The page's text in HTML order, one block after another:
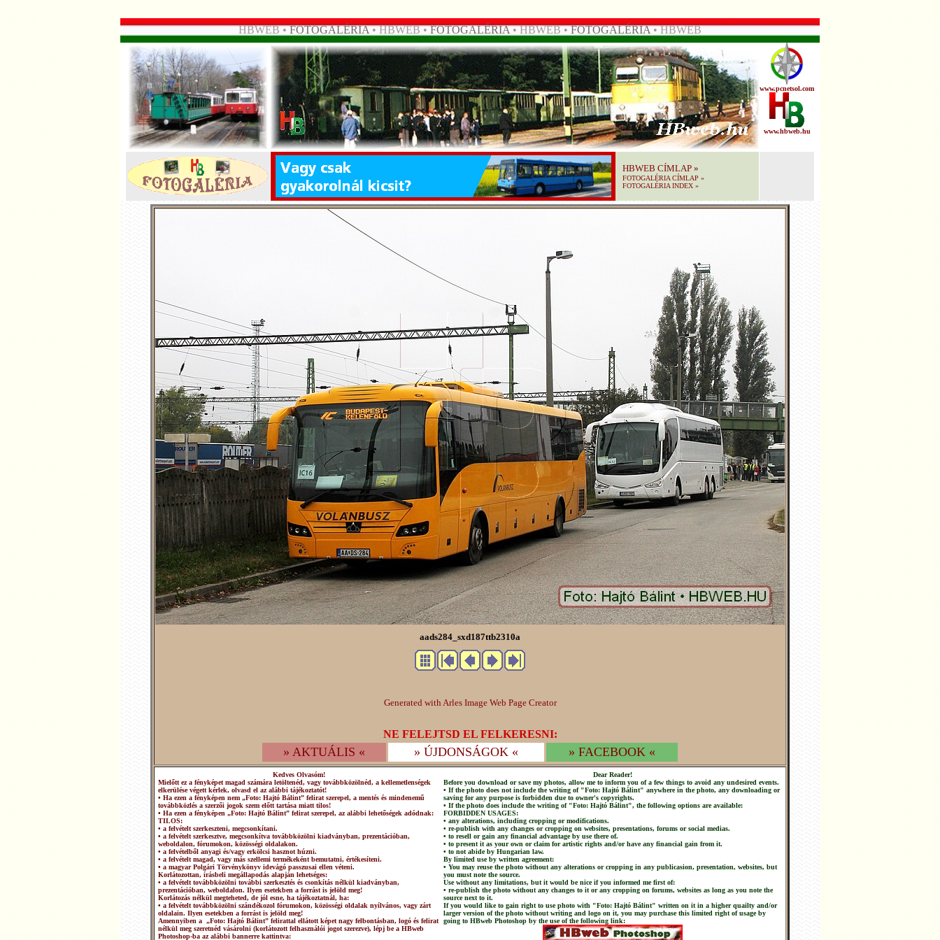
HBWEB •FOTOGALÉRIA• HBWEB •FOTOGALÉRIA• HBWEB •FOTOGALÉRIA• HBWEB
www.pcnetsol.com
www.hbweb.hu
HBWEB CÍMLAP »
FOTOGALÉRIA CÍMLAP »
FOTOGALÉRIA INDEX »
aads284_sxd187ttb2310a
Generated with Arles Image Web Page Creator
NE FELEJTSD EL FELKERESNI:
» AKTUÁLIS « » ÚJDONSÁGOK « » FACEBOOK «
Kedves Olvasóm!
Mielőtt ez a fényképet magad számára letöltenéd, vagy továbbközölnéd, a kellemetlenségek
elkerülése végett kérlek, olvasd el az alábbi tájékoztatót!
• Ha ezen a fényképen nem „Foto: Hajtó Bálint” felirat szerepel, a mentés és mindenemű
továbbközlés a szerzői jogok szem előtt tartása miatt tilos!
• Ha ezen a fényképen „Foto: Hajtó Bálint” felirat szerepel, az alábbi lehetőségek adódnak:
TILOS:
• a felvételt szerkeszteni, megcsonkítani.
• a felvételt szerkesztve, megcsonkítva továbbközölni kiadványban, prezentációban,
weboldalon, fórumokon, közösségi oldalakon.
• a felvételből anyagi és/vagy erkölcsi hasznot húzni.
• a felvételt magad, vagy más szellemi termékeként bemutatni, értékesíteni.
• a magyar Polgári Törvénykönyv idevágó passzusai ellen véteni.
Korlátozottan, írásbeli megállapodás alapján lehetséges:
• a felvételt továbbközölni további szerkesztés és csonkítás nélkül kiadványban,
prezentációban, weboldalon. Ilyen esetekben a forrást is jelöld meg!
Korlátozás nélkül megteheted, de jól esne, ha tájékoztatnál, ha:
• a felvételt továbbközölni szándékozol fórumokon, közösségi oldalak nyílvános, vagy zárt
oldalain. Ilyen esetekben a forrást is jelöld meg!
Amennyiben a „Foto: Hajtó Bálint” felirattal ellátott képet nagy felbontásban, logó és felirat
nélkül meg szeretnéd vásárolni (korlátozott felhasználói jogot szerezve), lépj be a HBweb
Photoshop-ba az alábbi bannerre kattintva:
Dear Reader!
Before you download or save my photos, allow me to inform you of a few things to avoid any undesired events.
• If the photo does not include the writing of "Foto: Hajtó Bálint" anywhere in the photo, any downloading or
saving for any purpose is forbidden due to owner's copyrights.
• If the photo does include the writing of "Foto: Hajtó Bálint", the following options are available:
FORBIDDEN USAGES:
• any alterations, including cropping or modifications.
• re-publish with any changes or cropping on websites, presentations, forums or social medias.
• to resell or gain any financial advantage by use there of.
• to present it as your own or claim for artistic rights and/or have any financial gain from it.
• to not abide by Hungarian law.
By limited use by written agreement:
• You may reuse the photo without any alterations or cropping in any publicasion, presentation, websites, but
you must note the source.
Use without any limitations, but it would be nice if you informed me first of:
• re-publish the photo without any changes to it or any cropping on forums, websites as long as you note the
source next to it.
If you would like to gain right to use photo with "Foto: Hajtó Bálint" written on it in a higher quailty and/or
larger version of the photo without writing and logo on it, you may purchase this limited right of usage by
going to HBweb Photoshop by the use of the following link: